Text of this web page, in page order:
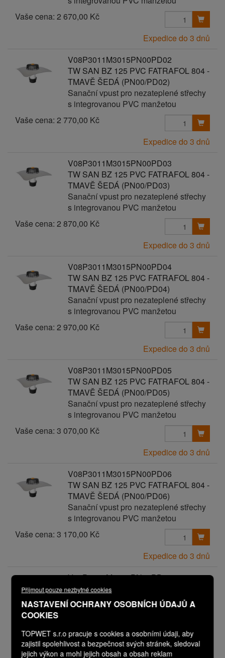
Přijmout pouze nezbytné cookies
NASTAVENÍ OCHRANY OSOBNÍCH ÚDAJŮ A
COOKIES
TOPWET s.r.o pracuje s cookies a osobními údaji, aby
zajistil spolehlivost a bezpečnost svých stránek, sledoval
jejich výkon a mohl jejich obsah a obsah reklam
Vaše cena: 2 670,00 Kč
Expedice do 3 dnů
V08P3011M3015PN00PD02
TW SAN BZ 125 PVC FATRAFOL 804 -
TMAVĚ ŠEDÁ (PN00/PD02)
Sanační vpust pro nezateplené střechy
s integrovanou PVC manžetou
Vaše cena: 2 770,00 Kč
Expedice do 3 dnů
V08P3011M3015PN00PD03
TW SAN BZ 125 PVC FATRAFOL 804 -
TMAVĚ ŠEDÁ (PN00/PD03)
Sanační vpust pro nezateplené střechy
s integrovanou PVC manžetou
Vaše cena: 2 870,00 Kč
Expedice do 3 dnů
V08P3011M3015PN00PD04
TW SAN BZ 125 PVC FATRAFOL 804 -
TMAVĚ ŠEDÁ (PN00/PD04)
Sanační vpust pro nezateplené střechy
s integrovanou PVC manžetou
Vaše cena: 2 970,00 Kč
Expedice do 3 dnů
V08P3011M3015PN00PD05
TW SAN BZ 125 PVC FATRAFOL 804 -
TMAVĚ ŠEDÁ (PN00/PD05)
Sanační vpust pro nezateplené střechy
s integrovanou PVC manžetou
Vaše cena: 3 070,00 Kč
Expedice do 3 dnů
V08P3011M3015PN00PD06
TW SAN BZ 125 PVC FATRAFOL 804 -
TMAVĚ ŠEDÁ (PN00/PD06)
Sanační vpust pro nezateplené střechy
s integrovanou PVC manžetou
Vaše cena: 3 170,00 Kč
Expedice do 3 dnů
V08P3011M3017PN00PD00
TW SAN BZ 125 PVC FLAGON ŠEDÁ
Sanační vpust pro nezateplené střechy
s integrovanou PVC manžetou
Vaše cena:2 570,00 Kč